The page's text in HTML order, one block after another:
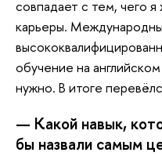
совпадает с тем, чего
карьеры.
обучение на
нужно. В итоге
— Какой навык,
бы назвали самым